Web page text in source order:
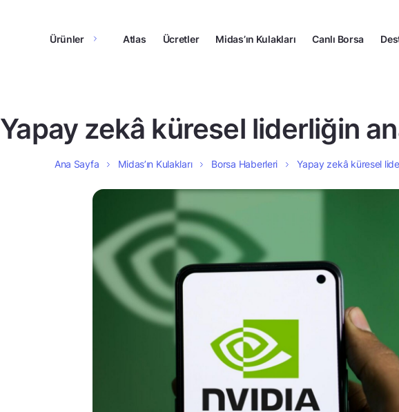
Ürünler Atlas Ücretler Midas’ın Kulakları Canlı Borsa
Yapay zekâ küresel liderliğin
Ana Sayfa Midas’ın Kulakları Borsa Haberleri Yapay zekâ küresel